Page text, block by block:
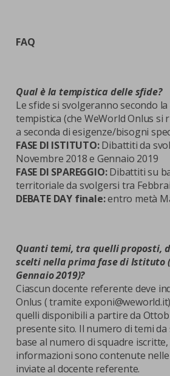
FAQ
Qual è la tempistica delle sfide?
Le sfide si svolgeranno secondo
tempistica (che WeWorld Onlus si
a seconda di esigenze/bisogni
FASE DI ISTITUTO:Dibattiti da
Novembre 2018 e Gennaio 2019
FASE DI SPAREGGIO:Dibattiti su
territoriale da svolgersi tra
DEBATE DAY finale:entro metà
Quanti temi, tra quelli proposti,
scelti nella prima fase di Istituto
Gennaio 2019)?
Ciascun docente referente deve
Onlus ( tramite
quelli disponibili a partire da
presente sito. Il numero di temi da
base al numero di squadre
informazioni sono contenute
inviate al docente referente.